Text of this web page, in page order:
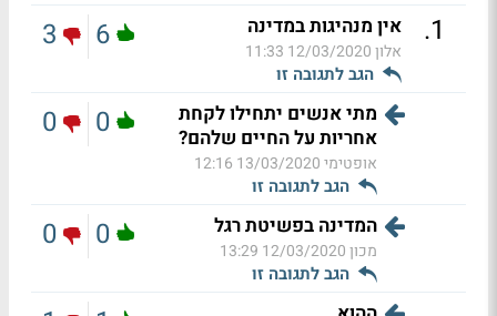
1
. אין מנהיגות במדינה
אלון12/03/2020 11:33
הגב לתגובה זו
6
3
מתי אנשים יתחילו לקחת
אחריות על החיים שלהם?
אופטימי13/03/2020 12:16
הגב לתגובה זו
0
0
המדינה בפשיטת רגל
מכון12/03/2020 13:29
הגב לתגובה זו
0
0